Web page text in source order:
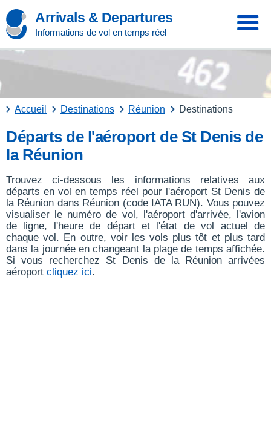
Arrivals & Departures
Informations de vol en temps réel
Accueil Destinations Réunion Destinations
Départs de l'aéroport de St Denis de
la Réunion
Trouvez ci-dessous les informations relatives aux
départs en vol en temps réel pour l'aéroport St Denis de
la Réunion dans Réunion (code IATA RUN). Vous pouvez
visualiser le numéro de vol, l'aéroport d'arrivée, l'avion
de ligne, l'heure de départ et l'état de vol actuel de
chaque vol. En outre, voir les vols plus tôt et plus tard
dans la journée en changeant la plage de temps affichée.
Si vous recherchez St Denis de la Réunion arrivées
aéroport cliquez ici.